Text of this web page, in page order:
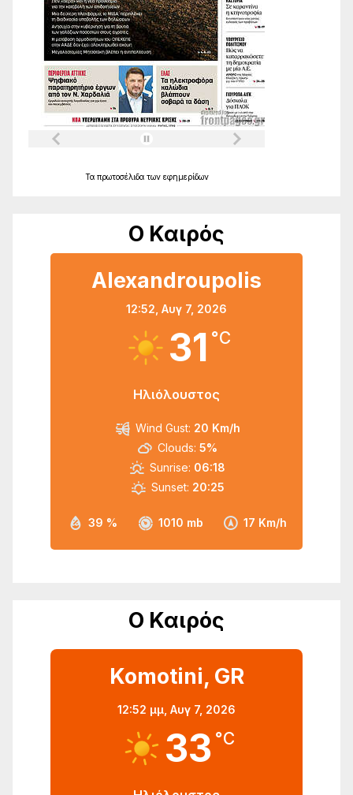
Τα πρωτοσέλιδα των εφημερίδων
Ο Καιρός
Alexandroupolis
12:52, Αυγ 7, 2026
31 °C
Ηλιόλουστος
39 % 1010 mb 17 Km/h
Wind Gust: 20 Km/h
Clouds: 5%
Sunrise: 06:18
Sunset: 20:25
Ο Καιρός
Komotini, GR
12:52 μμ, Αυγ 7, 2026
33 °C